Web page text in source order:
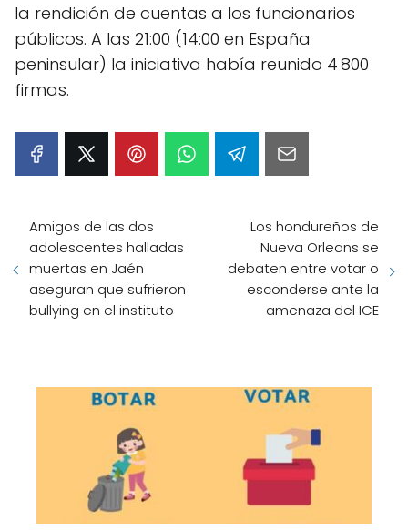
la rendición de cuentas a los funcionarios
públicos. A las 21:00 (14:00 en España
peninsular) la iniciativa había reunido 4 800
firmas.
Amigos de las dos
adolescentes halladas
muertas en Jaén
aseguran que sufrieron
bullying en el instituto
Los hondureños de
Nueva Orleans se
debaten entre votar o
esconderse ante la
amenaza del ICE